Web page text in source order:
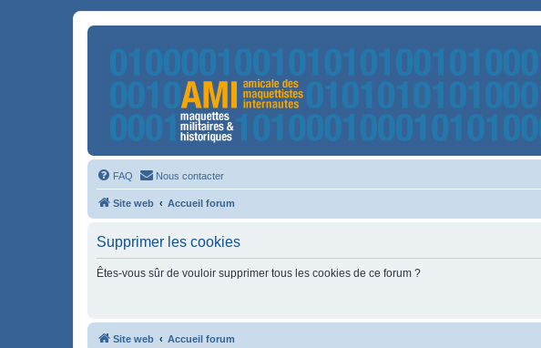
FAQ Nous contacter
Site web Accueil forum
Supprimer les cookies
Êtes-vous sûr de vouloir supprimer tous les cookies de ce forum ?
Site web Accueil forum